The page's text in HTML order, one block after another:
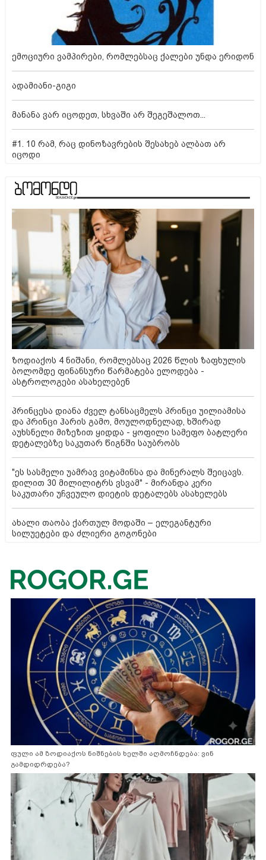
ემოციური ვამპირები, რომლებსაც ქალები უნდა ერიდონ
ადამიანი-გიგი
მანანა ვარ იცოდეთ, სხვაში არ შეგეშალოთ...
#1. 10 რამ, რაც დინოზავრების შესახებ ალბათ არ
იცოდი
ზოდიაქოს 4 ნიშანი, რომლებსაც 2026 წლის ზაფხულის
ბოლომდე ფინანსური წარმატება ელოდება -
ასტროლოგები ასახელებენ
პრინცესა დიანა ძველ ტანსაცმელს პრინცი უილიამისა
და პრინცი ჰარის გამო, მოულოდნელად, ხშირად
აუხსნელი მიზეზით ყიდდა - ყოფილი სამეფო ბატლერი
დეტალებზე საკუთარ წიგნში საუბრობს
"ეს სასმელი უამრავ ვიტამინსა და მინერალს შეიცავს.
დილით 30 მილილიტრს ვსვამ" - მირანდა კერი
საკუთარი უჩვეულო დიეტის დეტალებს ასახელებს
ახალი თაობა ქართულ მოდაში – ელეგანტური
სილუეტები და ძლიერი გოგონები
ფული ამ ზოდიაქოს ნიშნების ხელში აღმოჩნდება: ვინ
გამდიდრდება?